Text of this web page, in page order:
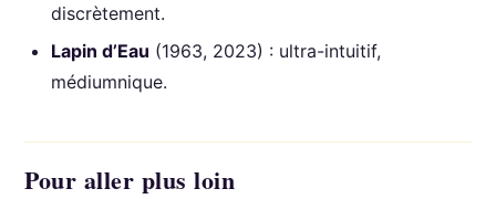
discrètement.
Lapin d’Eau (1963, 2023) : ultra-intuitif,
médiumnique.
Pour aller plus loin